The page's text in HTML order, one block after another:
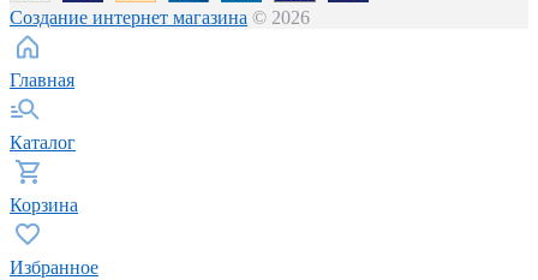
Создание интернет магазина © 2026
Главная
Каталог
Корзина
Избранное